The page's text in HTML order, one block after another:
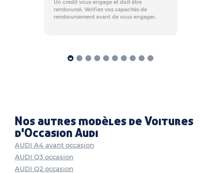
Un crédit vous engage et doit être
remboursé. Vérifiez vos capacités de
remboursement avant de vous engager.
Nos autres modèles de Voitures
d'Occasion Audi
AUDI A4 avant occasion
AUDI Q3 occasion
AUDI Q2 occasion